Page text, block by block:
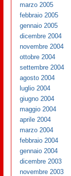
marzo 2005
febbraio 2005
gennaio 2005
dicembre 2004
novembre 2004
ottobre 2004
settembre 2004
agosto 2004
luglio 2004
giugno 2004
maggio 2004
aprile 2004
marzo 2004
febbraio 2004
gennaio 2004
dicembre 2003
novembre 2003